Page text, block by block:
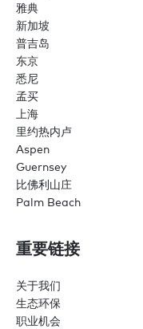
雅典
新加坡
普吉岛
东京
悉尼
孟买
上海
里约热内卢
Aspen
Guernsey
比佛利山庄
Palm Beach
重要链接
关于我们
生态环保
职业机会